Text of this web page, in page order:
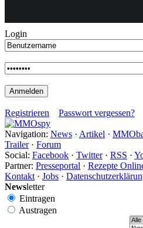
Login
Registrieren Passwort vergessen?
Navigation: News · Artikel ·
Trailer· Forum
Social: Facebook · Twitter· RSS ·
Partner: Presseportal · Rezepte
Kontakt · Jobs ·
Newsletter
Eintragen
Austragen